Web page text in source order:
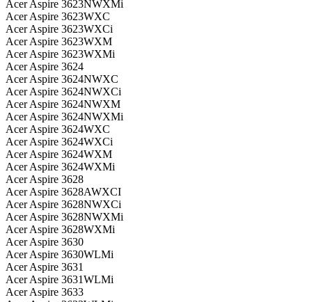
Acer Aspire 3623NWXMi
Acer Aspire 3623WXC
Acer Aspire 3623WXCi
Acer Aspire 3623WXM
Acer Aspire 3623WXMi
Acer Aspire 3624
Acer Aspire 3624NWXC
Acer Aspire 3624NWXCi
Acer Aspire 3624NWXM
Acer Aspire 3624NWXMi
Acer Aspire 3624WXC
Acer Aspire 3624WXCi
Acer Aspire 3624WXM
Acer Aspire 3624WXMi
Acer Aspire 3628
Acer Aspire 3628AWXCI
Acer Aspire 3628NWXCi
Acer Aspire 3628NWXMi
Acer Aspire 3628WXMi
Acer Aspire 3630
Acer Aspire 3630WLMi
Acer Aspire 3631
Acer Aspire 3631WLMi
Acer Aspire 3633